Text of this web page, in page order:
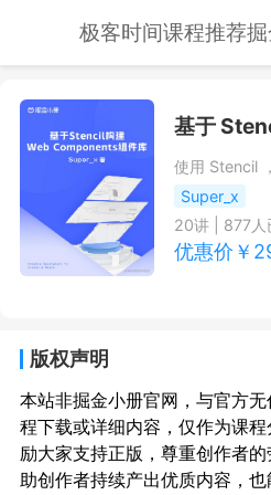
极客时间课程推荐
Super_x
20讲 | 877人
优惠价￥
版权声明
本站非掘金小册官网，与官方
程下载或详细内容，仅作为课
励大家支持正版，尊重创作者
助创作者持续产出优质内容，